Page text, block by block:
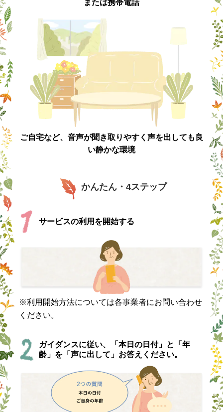
または携帯電話
ご自宅など、音声が聞き取りやすく 声を出しても良
い静かな環境
かんたん・4ステップ
サービスの利用を開始する
※利用開始方法については各事業者にお問い合わせ
ください。
ガイダンスに従い、「本日の日付」と「年
齢」を「声に出して」お答えください。